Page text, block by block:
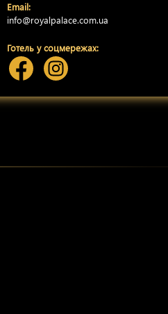
Email:
info@royalpalace.com.ua
Готель у соцмережах: